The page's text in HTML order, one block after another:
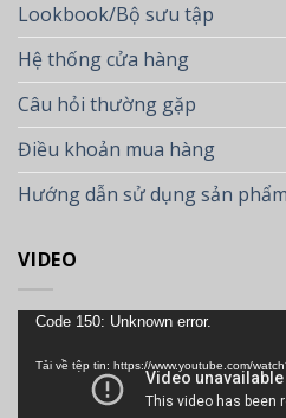
Lookbook/Bộ sưu tập
Hệ thống cửa hàng
Câu hỏi thường gặp
Điều khoản mua hàng
Hướng dẫn sử dụng sản phẩm
VIDEO
Trình
Code 150: Unknown error.
Tải về tệp tin: https://www.youtube.com/